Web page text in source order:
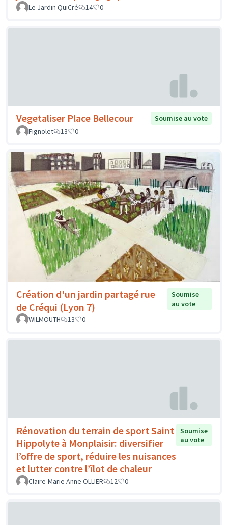
Le Jardin QuiCré
14 0
Vegetaliser Place Bellecour
Soumise au vote
Fignolet
13 0
Création d'un jardin partagé rue
de Créqui (Lyon 7)
Soumise
au vote
WILMOUTH
13 0
Rénovation du terrain de sport Saint
Hippolyte à Monplaisir: diversifier
l’offre de sport, réduire les nuisances
et lutter contre l’îlot de chaleur
Soumise
au vote
Claire-Marie Anne OLLIER 12 0